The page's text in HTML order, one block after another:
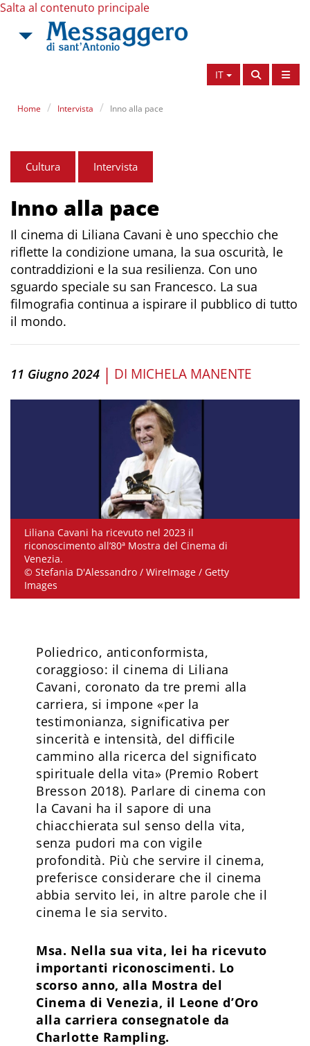
Salta al contenuto principale
IT
Home Intervista Inno alla pace
Cultura Intervista
Inno alla pace
Il cinema di Liliana Cavani è uno specchio che
riflette la condizione umana, la sua oscurità, le
contraddizioni e la sua resilienza. Con uno
sguardo speciale su san Francesco. La sua
filmografia continua a ispirare il pubblico di tutto
il mondo.
11 Giugno 2024 | DI MICHELA MANENTE
Liliana Cavani ha ricevuto nel 2023 il
riconoscimento all’80ª Mostra del Cinema di
Venezia.
© Stefania D'Alessandro / WireImage / Getty
Images
Poliedrico, anticonformista,
coraggioso: il cinema di Liliana
Cavani, coronato da tre premi alla
carriera, si impone «per la
testimonianza, significativa per
sincerità e intensità, del difficile
cammino alla ricerca del significato
spirituale della vita» (Premio Robert
Bresson 2018). Parlare di cinema con
la Cavani ha il sapore di una
chiacchierata sul senso della vita,
senza pudori ma con vigile
profondità. Più che servire il cinema,
preferisce considerare che il cinema
abbia servito lei, in altre parole che il
cinema le sia servito.
Msa. Nella sua vita, lei ha ricevuto
importanti riconoscimenti. Lo
scorso anno, alla Mostra del
Cinema di Venezia, il Leone d’Oro
alla carriera consegnatole da
Charlotte Rampling.